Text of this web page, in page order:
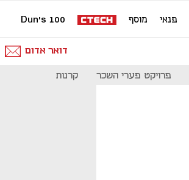
פנאי מוסף Dun's 100
דואר אדום
פרויקט פערי השכר קרנות